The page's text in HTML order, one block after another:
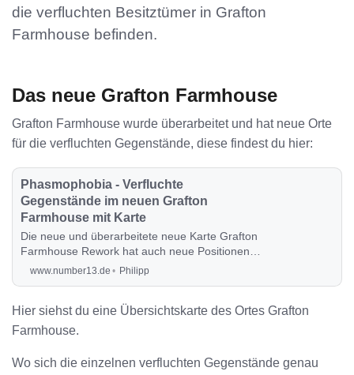
die verfluchten Besitztümer in Grafton
Farmhouse befinden.
Das neue Grafton Farmhouse
Grafton Farmhouse wurde überarbeitet und hat neue Orte
für die verfluchten Gegenstände, diese findest du hier:
Phasmophobia - Verfluchte
Gegenstände im neuen Grafton
Farmhouse mit Karte
Die neue und überarbeitete neue Karte Grafton
Farmhouse Rework hat auch neue Positionen
von verfluchten Gegenständen. Diese findest du
www.number13.de Philipp
Hier siehst du eine Übersichtskarte des Ortes Grafton
Farmhouse.
Wo sich die einzelnen verfluchten Gegenstände genau